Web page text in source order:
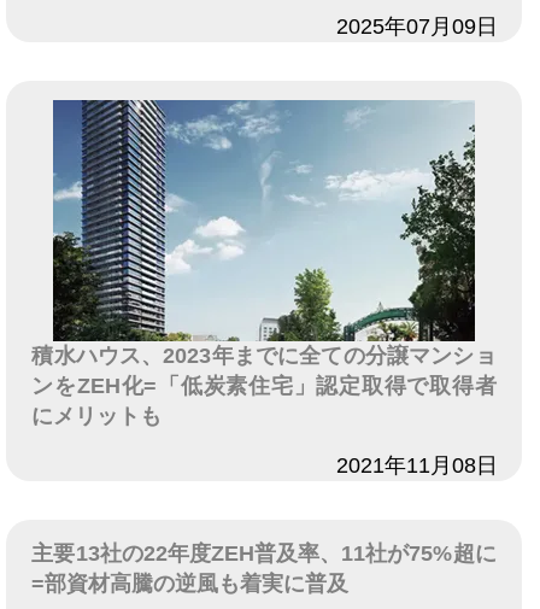
2025年07月09日
積水ハウス、2023年までに全ての分譲マンショ
ンをZEH化=「低炭素住宅」認定取得で取得者
にメリットも
2021年11月08日
主要13社の22年度ZEH普及率、11社が75%超に
=部資材高騰の逆風も着実に普及